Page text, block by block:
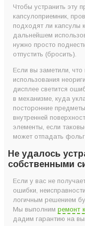
Чтобы устранить эту
капсулоприемник,
подходят ли
дальнейшем
нужно просто
отпустить (бросить).
Если вы заметили,
использования
дисплее светится
в механизме, куда
посторонние
внутренней
элементы, если
может отпадать
Не удалось
собственными
Если у вас не
ошибки,
логичным решением
Мы выполним ремонт
дадим гарантию на